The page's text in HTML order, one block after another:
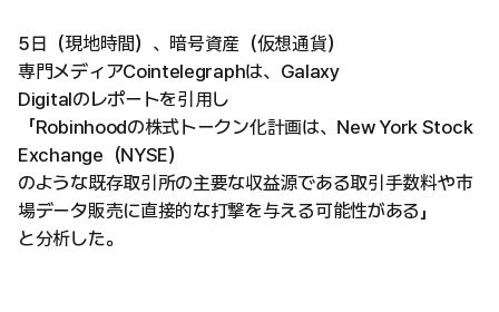
5日（現地時間）、暗号資産（仮想通貨）
専門メディアCointelegraphは、Galaxy
Digitalのレポートを引用し
「Robinhoodの株式トークン化計画は、New York Stock
Exchange（NYSE）
のような既存取引所の主要な収益源である取引手数料や市
場データ販売に直接的な打撃を与える可能性がある」
と分析した。